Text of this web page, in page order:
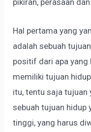
Hal pertama yang
adalah sebuah
positif dari apa yang
memiliki tujuan
itu, tentu saja tujuan
sebuah tujuan hidup
tinggi, yang harus